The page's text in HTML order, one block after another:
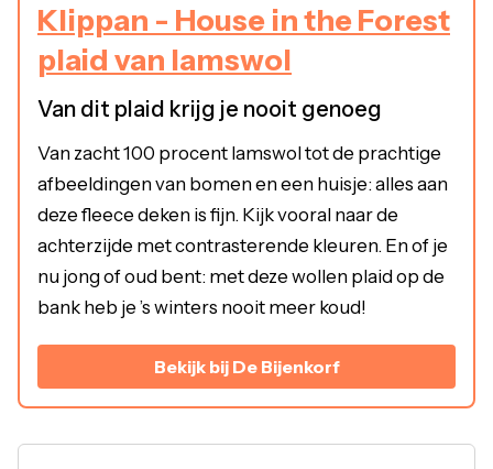
Klippan - House in the Forest
plaid van lamswol
Van dit plaid krijg je nooit genoeg
Van zacht 100 procent lamswol tot de prachtige
afbeeldingen van bomen en een huisje: alles aan
deze fleece deken is fijn. Kijk vooral naar de
achterzijde met contrasterende kleuren. En of je
nu jong of oud bent: met deze wollen plaid op de
bank heb je ’s winters nooit meer koud!
Bekijk bij De Bijenkorf